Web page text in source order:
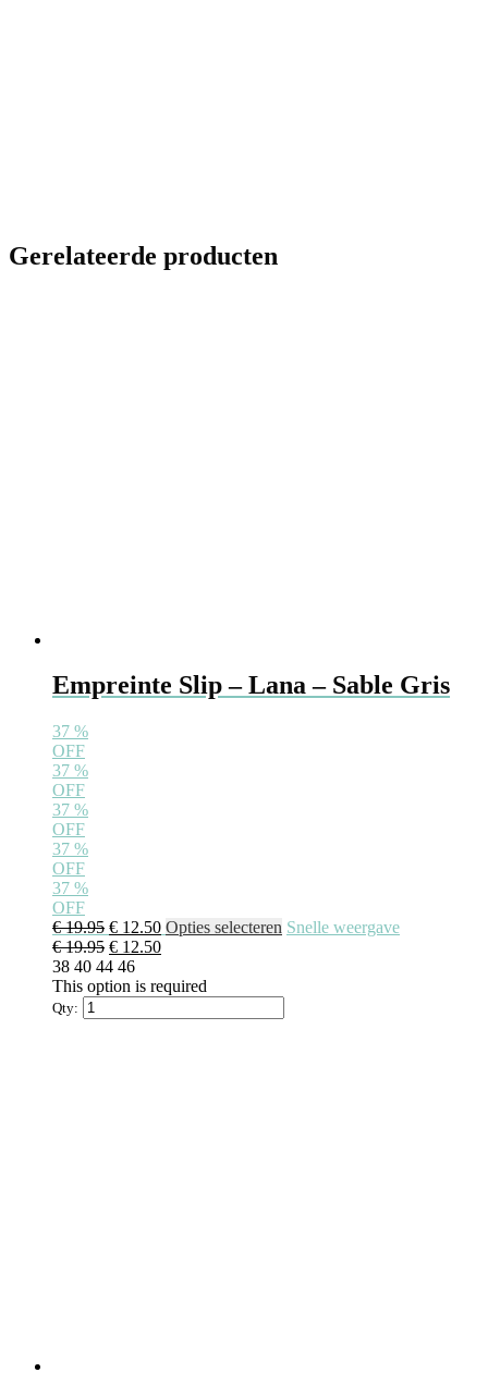
Gerelateerde producten
Empreinte Slip – Lana – Sable Gris
37 %
OFF
37 %
OFF
37 %
OFF
37 %
OFF
37 %
OFF
€19.95 € 12.50 Opties selecteren Snelle weergave
€19.95 € 12.50
38 40 44 46
This option is required
Qty: